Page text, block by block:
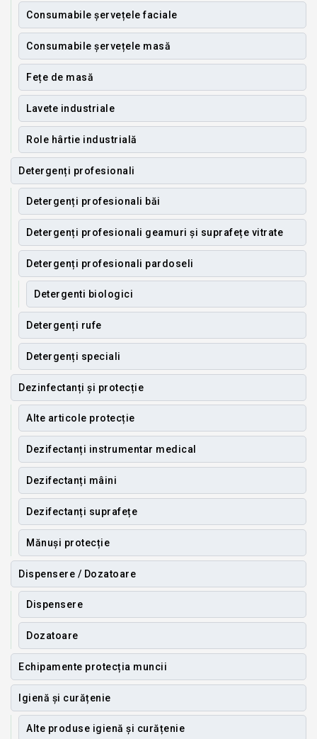
Consumabile șervețele faciale
Consumabile șervețele masă
Fețe de masă
Lavete industriale
Role hârtie industrială
Detergenți profesionali
Detergenți profesionali băi
Detergenți profesionali geamuri și suprafețe vitrate
Detergenți profesionali pardoseli
Detergenti biologici
Detergenți rufe
Detergenți speciali
Dezinfectanți și protecție
Alte articole protecție
Dezifectanți instrumentar medical
Dezifectanți mâini
Dezifectanți suprafețe
Mănuși protecție
Dispensere / Dozatoare
Dispensere
Dozatoare
Echipamente protecția muncii
Igienă și curățenie
Alte produse igienă și curățenie